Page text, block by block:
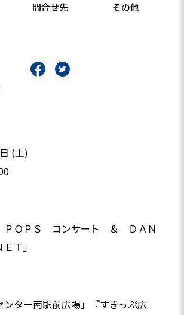
(土)
ＯＰＳ コンサート ＆ ＤＡＮ
Ｔ」
ンター南駅前広場」『すきっぷ広
問合せ先 その他